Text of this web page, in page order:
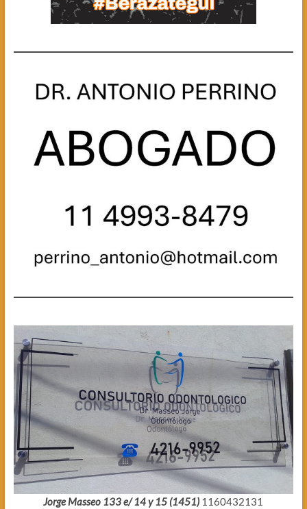
Jorge Masseo 133 e/ 14 y 15 (1451) 1160432131